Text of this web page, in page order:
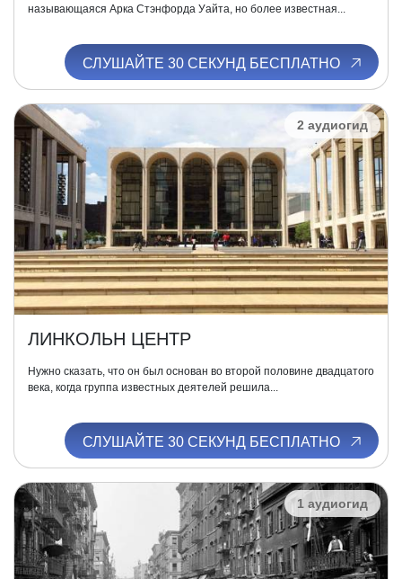
называющаяся Арка Стэнфорда Уайта, но более известная...
СЛУШАЙТЕ 30 СЕКУНД БЕСПЛАТНО
2 аудиогид
ЛИНКОЛЬН ЦЕНТР
Нужно сказать, что он был основан во второй половине двадцатого
века, когда группа известных деятелей решила...
СЛУШАЙТЕ 30 СЕКУНД БЕСПЛАТНО
1 аудиогид